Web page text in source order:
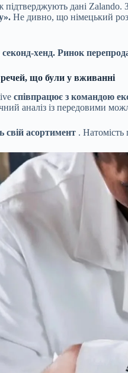
підтверджують дані Zalando.
Не дивно, що німецький
хенд. Ринок
речей, що були у вживанні
співпрацює з командою
аналіз із передовими
свій асортимент . Натомість